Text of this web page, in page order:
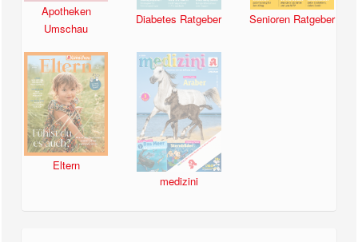
Apotheken
Umschau
Diabetes Ratgeber Senioren Ratgeber
Eltern
medizini